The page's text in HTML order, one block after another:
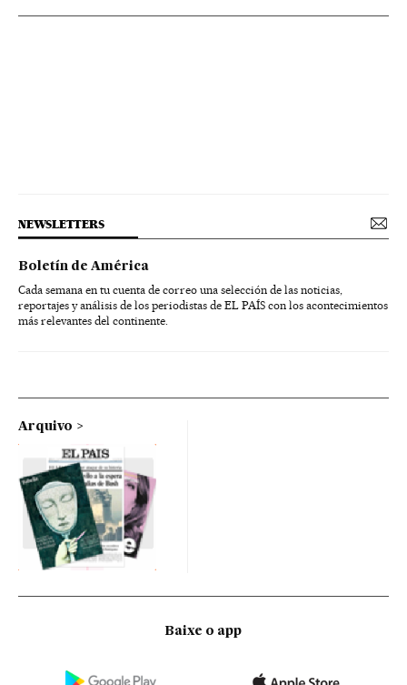
NEWSLETTERS
Boletín de América
Cada semana en tu cuenta de correo una selección de las noticias,
reportajes y análisis de los periodistas de EL PAÍS con los acontecimientos
más relevantes del continente.
Arquivo
Baixe o app